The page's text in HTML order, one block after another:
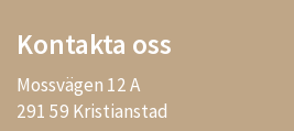
Kontakta oss
Mossvägen 12 A
291 59 Kristianstad